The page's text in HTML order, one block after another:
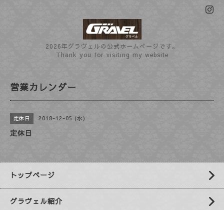
2026年グラヴェルの公式ホームぺージです。
Thank you for visiting my website
営業カレンダー
定休日 2018-12-05 (水)
定休日
トップページ
グラヴェル紹介